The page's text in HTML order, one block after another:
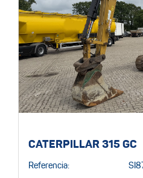
CATERPILLAR 315 GC
Referencia: